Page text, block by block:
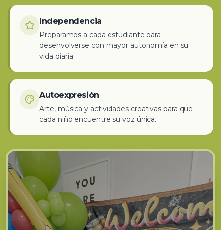
Independencia
Preparamos a cada estudiante para
desenvolverse con mayor autonomía en su
vida diaria.
Autoexpresión
Arte, música y actividades creativas para que
cada niño encuentre su voz única.